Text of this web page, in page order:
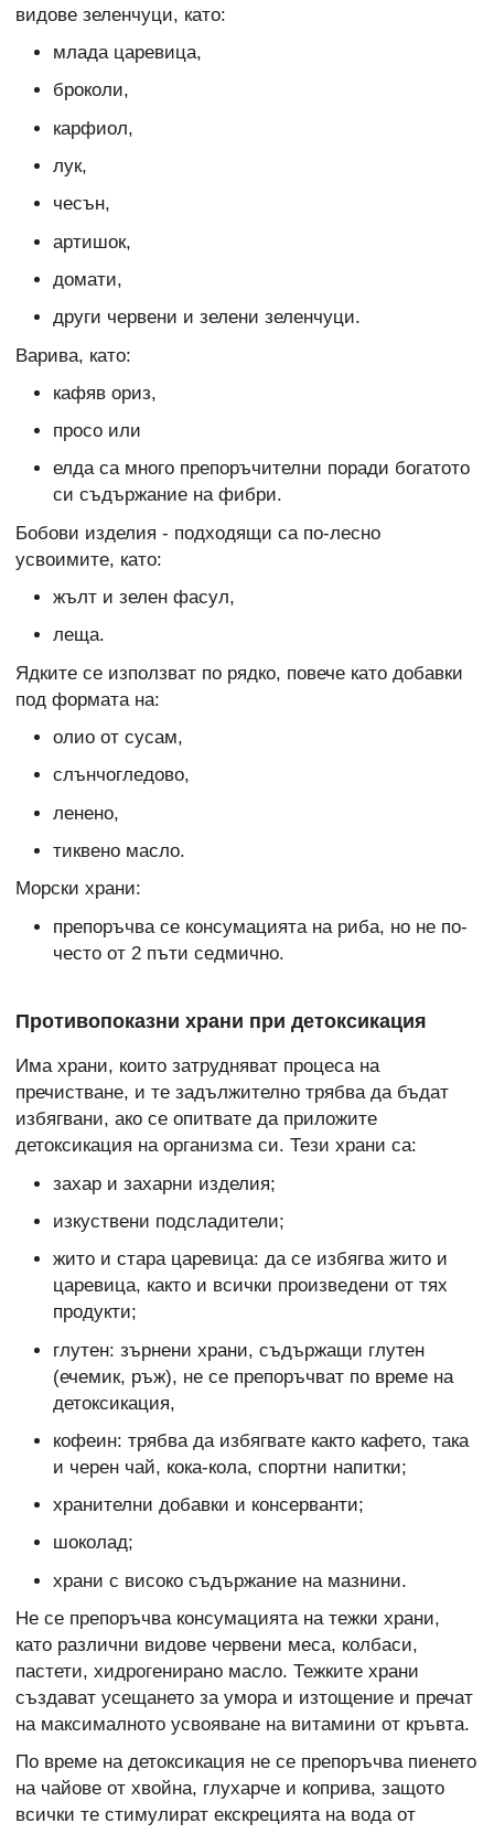
видове зеленчуци, като:
млада царевица,
броколи,
карфиол,
лук,
чесън,
артишок,
домати,
други червени и зелени зеленчуци.
Варива, като:
кафяв ориз,
просо или
елда са много препоръчителни поради богатото
си съдържание на фибри.
Бобови изделия - подходящи са по-лесно
усвоимите, като:
жълт и зелен фасул,
леща.
Ядките се използват по рядко, повече като добавки
под формата на:
олио от сусам,
слънчогледово,
ленено,
тиквено масло.
Морски храни:
препоръчва се консумацията на риба, но не по-
често от 2 пъти седмично.
Противопоказни храни при детоксикация
Има храни, които затрудняват процеса на
пречистване, и те задължително трябва да бъдат
избягвани, ако се опитвате да приложите
детоксикация на организма си. Тези храни са:
захар и захарни изделия;
изкуствени подсладители;
жито и стара царевица: да се избягва жито и
царевица, както и всички произведени от тях
продукти;
глутен: зърнени храни, съдържащи глутен
(ечемик, ръж), не се препоръчват по време на
детоксикация,
кофеин: трябва да избягвате както кафето, така
и черен чай, кока-кола, спортни напитки;
хранителни добавки и консерванти;
шоколад;
храни с високо съдържание на мазнини.
Не се препоръчва консумацията на тежки храни,
като различни видове червени меса, колбаси,
пастети, хидрогенирано масло. Тежките храни
създават усещането за умора и изтощение и пречат
на максималното усвояване на витамини от кръвта.
По време на детоксикация не се препоръчва пиенето
на чайове от хвойна, глухарче и коприва, защото
всички те стимулират екскрецията на вода от